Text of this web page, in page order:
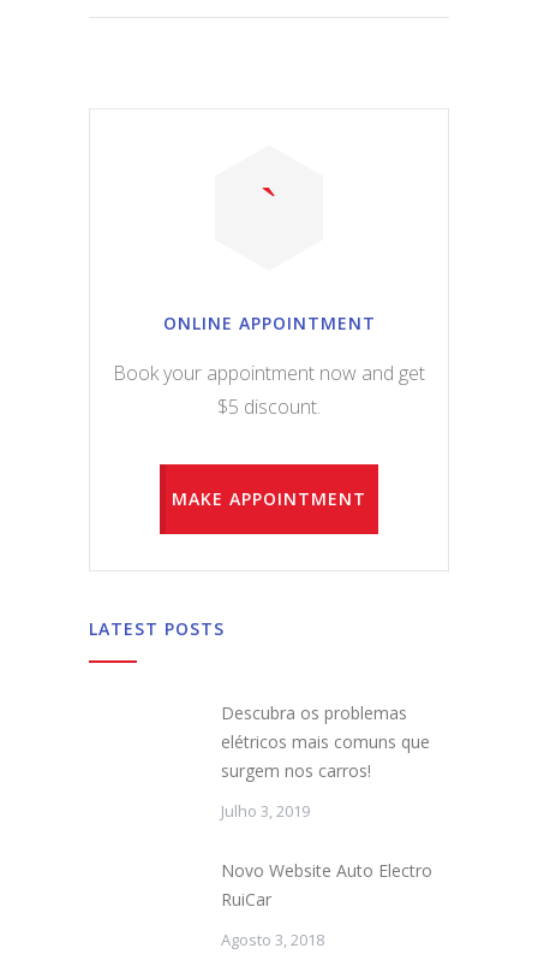
ONLINE APPOINTMENT
Book your appointment now and get
$5 discount.
MAKE APPOINTMENT
LATEST POSTS
Descubra os problemas
elétricos mais comuns que
surgem nos carros!
Julho 3, 2019
Novo Website Auto Electro
RuiCar
Agosto 3, 2018